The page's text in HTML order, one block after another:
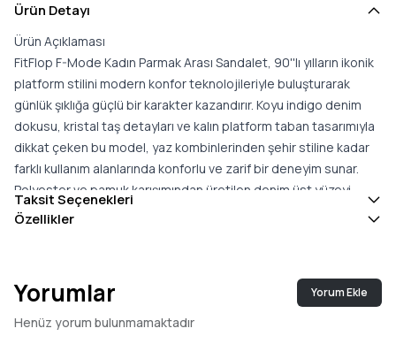
Ürün Detayı
Ürün Açıklaması
FitFlop F-Mode Kadın Parmak Arası Sandalet, 90''lı yılların ikonik
platform stilini modern konfor teknolojileriyle buluşturarak
günlük şıklığa güçlü bir karakter kazandırır. Koyu indigo denim
dokusu, kristal taş detayları ve kalın platform taban tasarımıyla
dikkat çeken bu model, yaz kombinlerinden şehir stiline kadar
farklı kullanım alanlarında konforlu ve zarif bir deneyim sunar.
Polyester ve pamuk karışımından üretilen denim üst yüzeyi,
doğal dokusuyla modele modern bir görünüm kazandırırken,
Modelin temelini oluşturan Microwobbleboard™ orta taban
teknolojisi, üç farklı yoğunluktaki yastıklama sistemiyle
Taksit Seçenekleri
Özellikler
Yorumlar Yorum Ekle
Henüz yorum bulunmamaktadır